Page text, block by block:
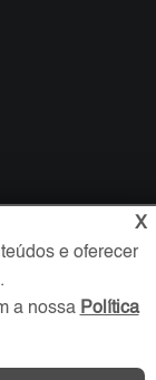
X
e oferecer
a nossa Política